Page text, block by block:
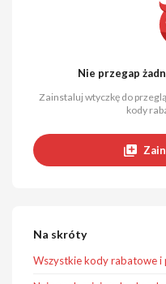
Nie przegap
Zainstaluj wtyczkę do
kody
Na skróty
Wszystkie kody rabatowe i